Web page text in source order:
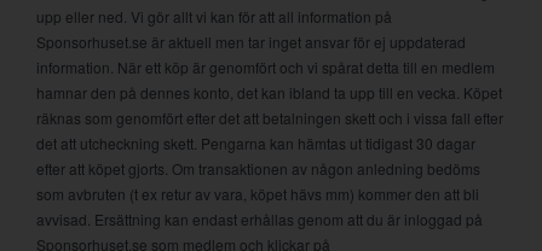
upp eller ned. Vi gör allt vi kan för att all information på
Sponsorhuset.se är aktuell men tar inget ansvar för ej uppdaterad
information. När ett köp är genomfört och vi spårat detta till en medlem
hamnar den på dennes konto, det kan ibland ta upp till en vecka. Köpet
räknas som genomfört efter det att betalningen skett och i vissa fall efter
det att utcheckning skett. Pengarna kan hämtas ut tidigast 30 dagar
efter att köpet gjorts. Om transaktionen av någon anledning bedöms
som avbruten (t ex retur av vara, köpet hävs mm) kommer den att bli
avvisad. Ersättning kan endast erhållas genom att du är inloggad på
Sponsorhuset.se som medlem och klickar på